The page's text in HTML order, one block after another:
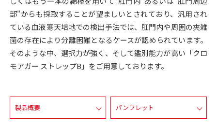
部"からも採取することが望ましいとされており、汎用され
ている血液寒天培地での検出手法では、肛門内や周囲の夾雑
菌の存在により分離困難となるケースが認められています。
そのような中、選択力が強く、そして鑑別能力が高い「クロ
モアガー ストレップB」をご用意しております。
製品概要 パンフレット